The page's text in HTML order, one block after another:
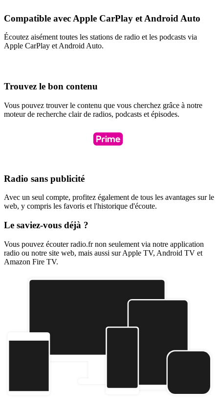
Compatible avec Apple CarPlay et Android Auto
Écoutez aisément toutes les stations de radio et les podcasts via
Apple CarPlay et Android Auto.
Trouvez le bon contenu
Vous pouvez trouver le contenu que vous cherchez grâce à notre
moteur de recherche clair de radios, podcasts et épisodes.
Radio sans publicité
Avec un seul compte, profitez également de tous les avantages sur le
web, y compris les favoris et l'historique d'écoute.
Le saviez-vous déjà ?
Vous pouvez écouter radio.fr non seulement via notre application
radio ou notre site web, mais aussi sur Apple TV, Android TV et
Amazon Fire TV.